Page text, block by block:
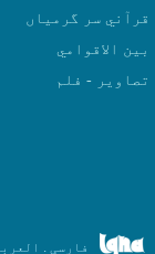
قرآني سر گرمياں
بين الاقوامي
تصاوير - فلم
فارسی .